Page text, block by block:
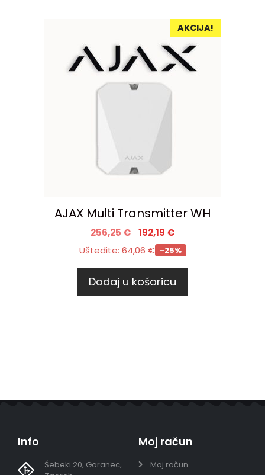
AKCIJA!
AJAX Multi Transmitter WH
256,25€ 192,19 €
Uštedite: 64,06 € -25%
Dodaj u košaricu
Info
Šebeki 20, Goranec,
Moj račun
Moj račun